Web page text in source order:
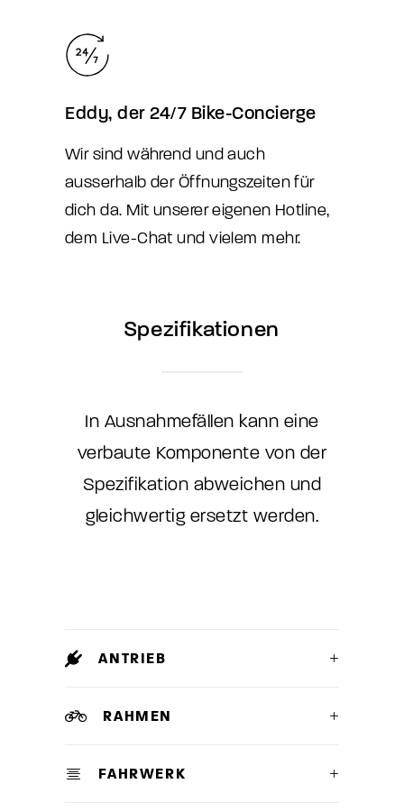
Eddy, der 24/7 Bike-Concierge
Wir sind während und auch
ausserhalb der Öffnungszeiten für
dich da. Mit unserer eigenen Hotline,
dem Live-Chat und vielem mehr.
Spezifikationen
In Ausnahmefällen kann eine
verbaute Komponente von der
Spezifikation abweichen und
gleichwertig ersetzt werden.
ANTRIEB
RAHMEN
FAHRWERK